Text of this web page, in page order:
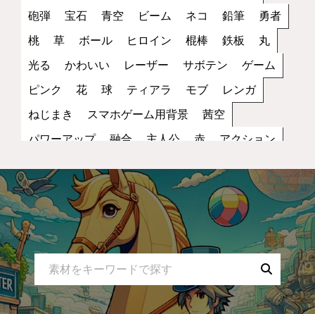
砲弾 宝石 青空 ビーム ネコ 鉛筆 勇者
桃 草 ボール ヒロイン 棍棒 鉄板 丸
光る かわいい レーザー サボテン ゲーム
ピンク 花 球 ティアラ モブ レンガ
ねじまき スマホゲーム用背景 茜空
パワーアップ 融合 主人公 赤 アクション
スピードアップ キャラクター レッド
歩き サッカー 立ち絵 ファンタジー コイン
罠 宇宙 夜空 蜂 NPC 水色
2D スポーツ 無表情 妖怪 ダメージ
スペース モノクロ コウモリ トゲトゲ
乗り物 スカイブルー 攻撃 運動 バンザイ